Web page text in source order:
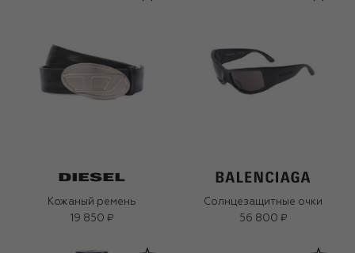
Кожаный ремень
19 850 ₽
Солнцезащитные очки
56 800 ₽